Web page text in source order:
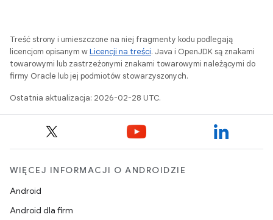
Treść strony i umieszczone na niej fragmenty kodu podlegają
licencjom opisanym wLicencji na treści. Java i OpenJDK są znakami
towarowymi lub zastrzeżonymi znakami towarowymi należącymi do
firmy Oracle lub jej podmiotów stowarzyszonych.
Ostatnia aktualizacja: 2026-02-28 UTC.
WIĘCEJ INFORMACJI O ANDROIDZIE
Android
Android dla firm